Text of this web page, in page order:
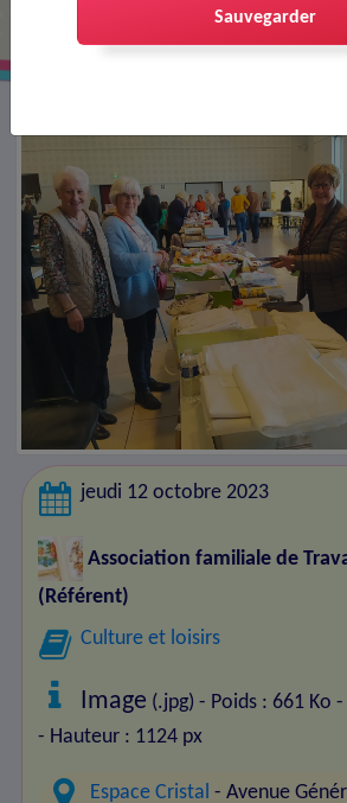
jeudi 12 octobre 2023
Association familiale de
(Référent)
Culture et loisirs
Image (.jpg) - Poids : 661 Ko -
- Hauteur : 1124 px
Espace Cristal - Avenue
Sauvegarder